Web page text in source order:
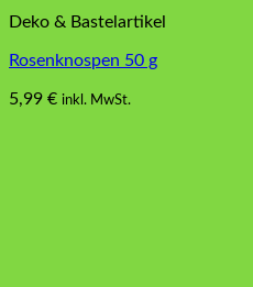
Deko & Bastelartikel
Rosenknospen 50 g
5,99 € inkl. MwSt.